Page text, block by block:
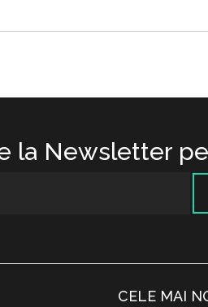
la Newsletter
CELE MAI